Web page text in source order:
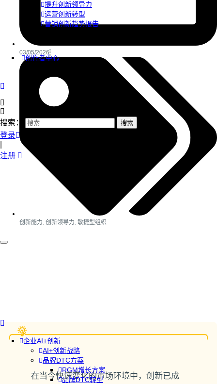
提升创新领导力
运营创新转型
营销创新趋势报告
创作者中心
搜索：
登录
注册
企业AI+创新
AI+创新战略
品牌DTC方案
RGM增长方案
品牌DTC转型
03/05/2026
创新能力 创新领导力 敏捷型组织
在当今快速变化的市场环境中，创新已成